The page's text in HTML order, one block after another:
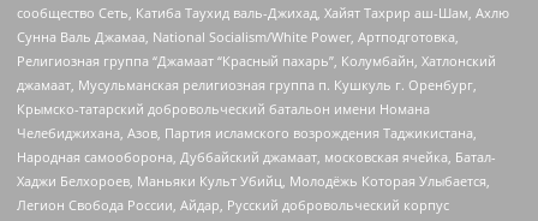
сообщество Сеть, Катиба Таухид валь-Джихад, Хайят Тахрир аш-Шам, Ахлю
Сунна Валь Джамаа, National Socialism/White Power, Артподготовка,
Религиозная группа “Джамаат “Красный пахарь”, Колумбайн, Хатлонский
джамаат, Мусульманская религиозная группа п. Кушкуль г. Оренбург,
Крымско-татарский добровольческий батальон имени Номана
Челебиджихана, Азов, Партия исламского возрождения Таджикистана,
Народная самооборона, Дуббайский джамаат, московская ячейка, Батал-
Хаджи Белхороев, Маньяки Культ Убийц, Молодёжь Которая Улыбается,
Легион Свобода России, Айдар, Русский добровольческий корпус